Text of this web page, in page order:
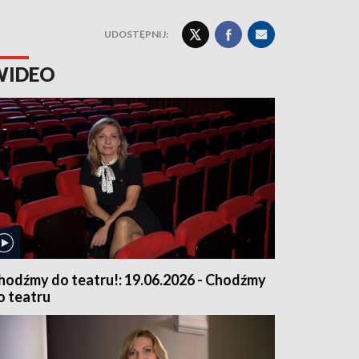
UDOSTĘPNIJ:
do teatru!: 19.06.2026 - Chodźmy
teatru